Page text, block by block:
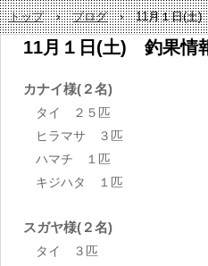
トップ › ブログ › 11月１日(
11月１日(土) 釣果
カナイ様(２名)
タイ ２５匹
ヒラマサ ３匹
ハマチ １匹
キジハタ １匹
スガヤ様(２名)
タイ ３匹